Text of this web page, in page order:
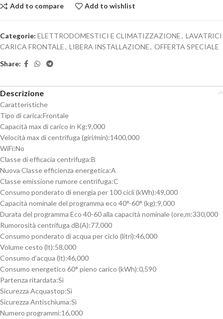
Add to compare Add to wishlist
Categorie: ELETTRODOMESTICI E CLIMATIZZAZIONE, LAVATRICI
CARICA FRONTALE, LIBERA INSTALLAZIONE, OFFERTA SPECIALE
Share:
Descrizione
Caratteristiche
Tipo di carica:Frontale
Capacità max di carico in Kg:9,000
Velocità max di centrifuga (giri/min):1400,000
WiFi:No
Classe di efficacia centrifuga:B
Nuova Classe efficienza energetica:A
Classe emissione rumore centrifuga:C
Consumo ponderato di energia per 100 cicli (kWh):49,000
Capacità nominale del programma eco 40°-60° (kg):9,000
Durata del programma Eco 40-60 alla capacità nominale (ore,m:330,000
Rumorosità centrifuga dB(A):77,000
Consumo ponderato di acqua per ciclo (litri):46,000
Volume cesto (lt):58,000
Consumo d’acqua (lt):46,000
Consumo energetico 60° pieno carico (kWh):0,590
Partenza ritardata:Sì
Sicurezza Acquastop:Sì
Sicurezza Antischiuma:Sì
Numero programmi:16,000